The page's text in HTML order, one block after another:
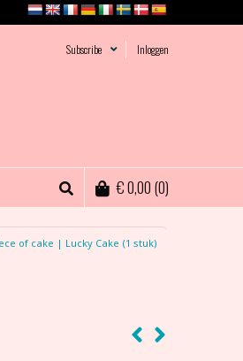
Subscribe Inloggen
€0,00 (0)
of cake | Lucky Cake (1 stuk)